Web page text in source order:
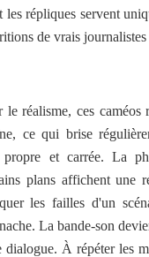
les répliques servent
de vrais
réalisme, ces caméos
ce qui brise
et carrée. La
plans affichent une
les failles d'un
La bande-son
dialogue. À répéter les